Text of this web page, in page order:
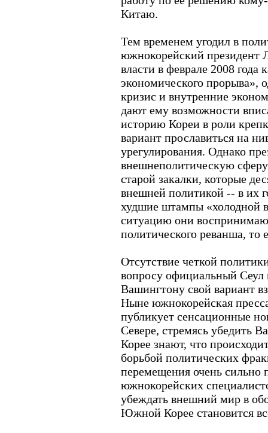
Китаю.
Тем временем угодил в
южнокорейский
власти в феврале 2008 года
экономического прорыва»,
кризис и внутренние
дают ему возможности
историю Кореи в роли
вариант прославиться на
урегулирования. Однако
внешнеполитическую
старой закалки, которые
внешней политикой -- в их
худшие штампы
ситуацию они
политического реванша,
Отсутствие четкой
вопросу официальный Сеул
Вашингтону свой вариант
Ныне южнокорейская
публикует сенсационные
Севере, стремясь убедить
Корее знают, что
борьбой политических
перемещения очень сильно
южнокорейских
убеждать внешний мир в
Южной Корее становится